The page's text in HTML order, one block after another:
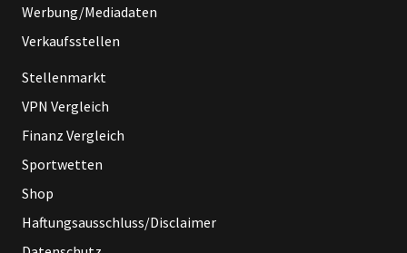
Werbung/Mediadaten
Verkaufsstellen
Stellenmarkt
VPN Vergleich
Finanz Vergleich
Sportwetten
Shop
Haftungsausschluss/Disclaimer